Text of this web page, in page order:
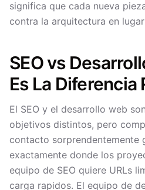
significa que cada nueva
contra la arquitectura en
SEO vs
Es La Diferencia
El SEO y el desarrollo web
objetivos distintos, pero
contacto sorprendentemente
exactamente donde los
equipo de SEO quiere URLs
carga rapidos. El equipo de